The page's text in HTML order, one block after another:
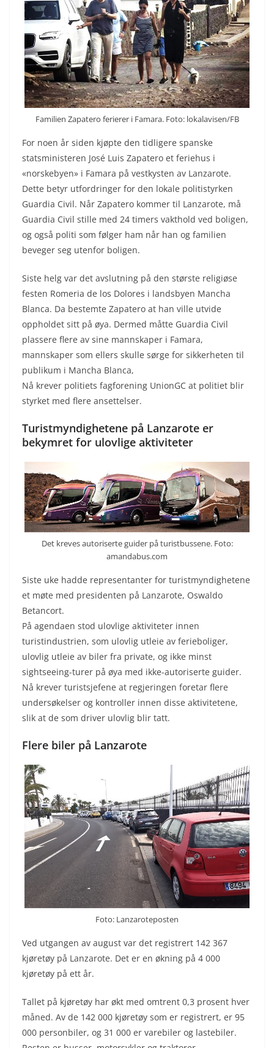
Familien Zapatero ferierer i Famara. Foto: lokalavisen/FB
For noen år siden kjøpte den tidligere spanske
statsministeren José Luis Zapatero et feriehus i
«norskebyen» i Famara på vestkysten av Lanzarote.
Dette betyr utfordringer for den lokale politistyrken
Guardia Civil. Når Zapatero kommer til Lanzarote, må
Guardia Civil stille med 24 timers vakthold ved boligen,
og også politi som følger ham når han og familien
beveger seg utenfor boligen.
Siste helg var det avslutning på den største religiøse
festen Romeria de los Dolores i landsbyen Mancha
Blanca. Da bestemte Zapatero at han ville utvide
oppholdet sitt på øya. Dermed måtte Guardia Civil
plassere flere av sine mannskaper i Famara,
mannskaper som ellers skulle sørge for sikkerheten til
publikum i Mancha Blanca,
Nå krever politiets fagforening UnionGC at politiet blir
styrket med flere ansettelser.
Turistmyndighetene på Lanzarote er
bekymret for ulovlige aktiviteter
Det kreves autoriserte guider på turistbussene. Foto:
amandabus.com
Siste uke hadde representanter for turistmyndighetene
et møte med presidenten på Lanzarote, Oswaldo
Betancort.
På agendaen stod ulovlige aktiviteter innen
turistindustrien, som ulovlig utleie av ferieboliger,
ulovlig utleie av biler fra private, og ikke minst
sightseeing-turer på øya med ikke-autoriserte guider.
Nå krever turistsjefene at regjeringen foretar flere
undersøkelser og kontroller innen disse aktivitetene,
slik at de som driver ulovlig blir tatt.
Flere biler på Lanzarote
Foto: Lanzaroteposten
Ved utgangen av august var det registrert 142 367
kjøretøy på Lanzarote. Det er en økning på 4 000
kjøretøy på ett år.
Tallet på kjøretøy har økt med omtrent 0,3 prosent hver
måned. Av de 142 000 kjøretøy som er registrert, er 95
000 personbiler, og 31 000 er varebiler og lastebiler.